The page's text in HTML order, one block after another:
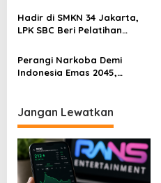
s
Hadir di SMKN 34 Jakarta,
LPK SBC Beri Pelatihan
Perangi Narkoba Demi
Indonesia Emas 2045,
Jangan Lewatkan